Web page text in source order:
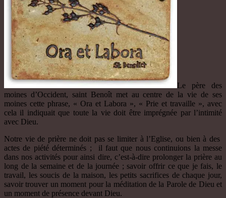
Le père des
moines d’Occident, saint Benoît met au centre de la vie de ses
moines cette phrase, « Ora et Labora », « Prie et travaille », avec
cela il indiquait que toute la vie doit être imprégnée par l’intimité
avec Dieu.
Notre vie de prière ne doit pas se limiter à l’Eglise, ou bien à des
actes de piété déterminés ; il faut que nous continuions la messe
dans nos activités pour ainsi dire, c’est-à-dire prolonger la prière au
long de la semaine et de la journée ; savoir offrir ce que je fais, le
travail, les soucis de la maison, les petits sacrifices de chaque jour,
savoir trouver un moment pour la méditation de la Parole de Dieu et
un moment de présence devant Dieu.